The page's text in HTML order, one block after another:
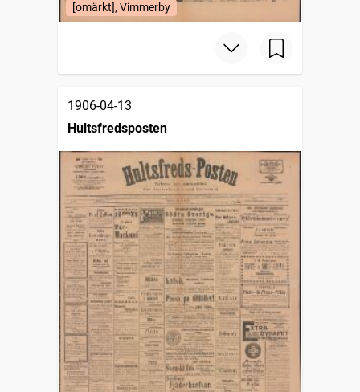
[omärkt], Vimmerby
1906-04-13
Hultsfredsposten